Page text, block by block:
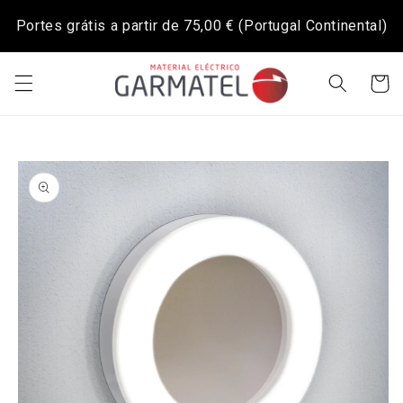
Portes grátis a partir de 75,00 € (Portugal Continental)
para o
conteúdo
informação
do produto